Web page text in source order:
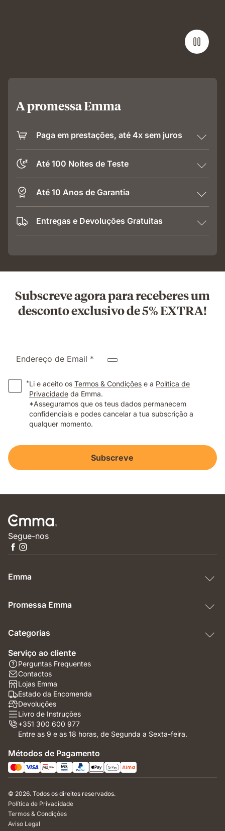
A promessa Emma
Paga em prestações, até 4x sem juros
Até 100 Noites de Teste
Até 10 Anos de Garantia
Entregas e Devoluções Gratuitas
Subscreve agora para receberes um
desconto exclusivo de 5% EXTRA!
Endereço de Email *
*Li e aceito os Termos & Condições e a Política de
Privacidade da Emma.
*Asseguramos que os teus dados permanecem
confidenciais e podes cancelar a tua subscrição a
qualquer momento.
Subscreve
Segue-nos
Emma
Promessa Emma
Categorias
Serviço ao cliente
Perguntas Frequentes
Contactos
Lojas Emma
Estado da Encomenda
Devoluções
Livro de Instruções
+351 300 600 977
Entre as 9 e as 18 horas, de Segunda a Sexta-feira.
Métodos de Pagamento
© 2026. Todos os direitos reservados.
Política de Privacidade
Termos & Condições
Aviso Legal